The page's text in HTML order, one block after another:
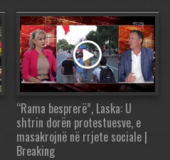
“Rama besprerë”, Laska: U
shtrin dorën protestuesve, e
masakrojnë në rrjete sociale |
Breaking